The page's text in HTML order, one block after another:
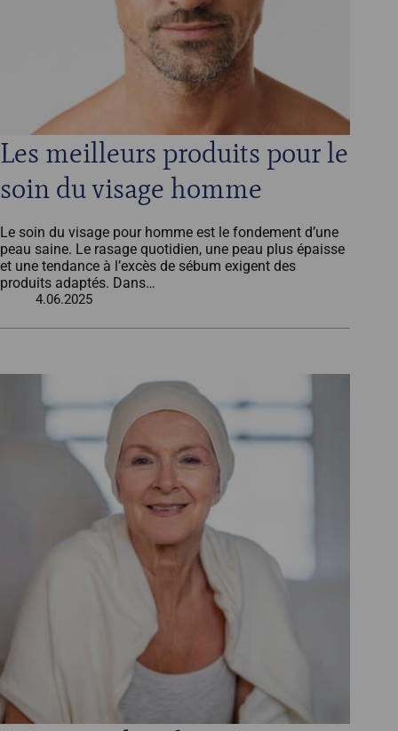
Les meilleurs produits pour le
soin du visage homme
Le soin du visage pour homme est le fondement d’une
peau saine. Le rasage quotidien, une peau plus épaisse
et une tendance à l’excès de sébum exigent des
produits adaptés. Dans…
4.06.2025